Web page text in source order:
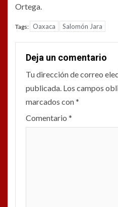
Ortega.
Tags: Oaxaca Salomón Jara
Deja un comentario
Tu dirección de correo
publicada. Los campos
marcados con*
Comentario *